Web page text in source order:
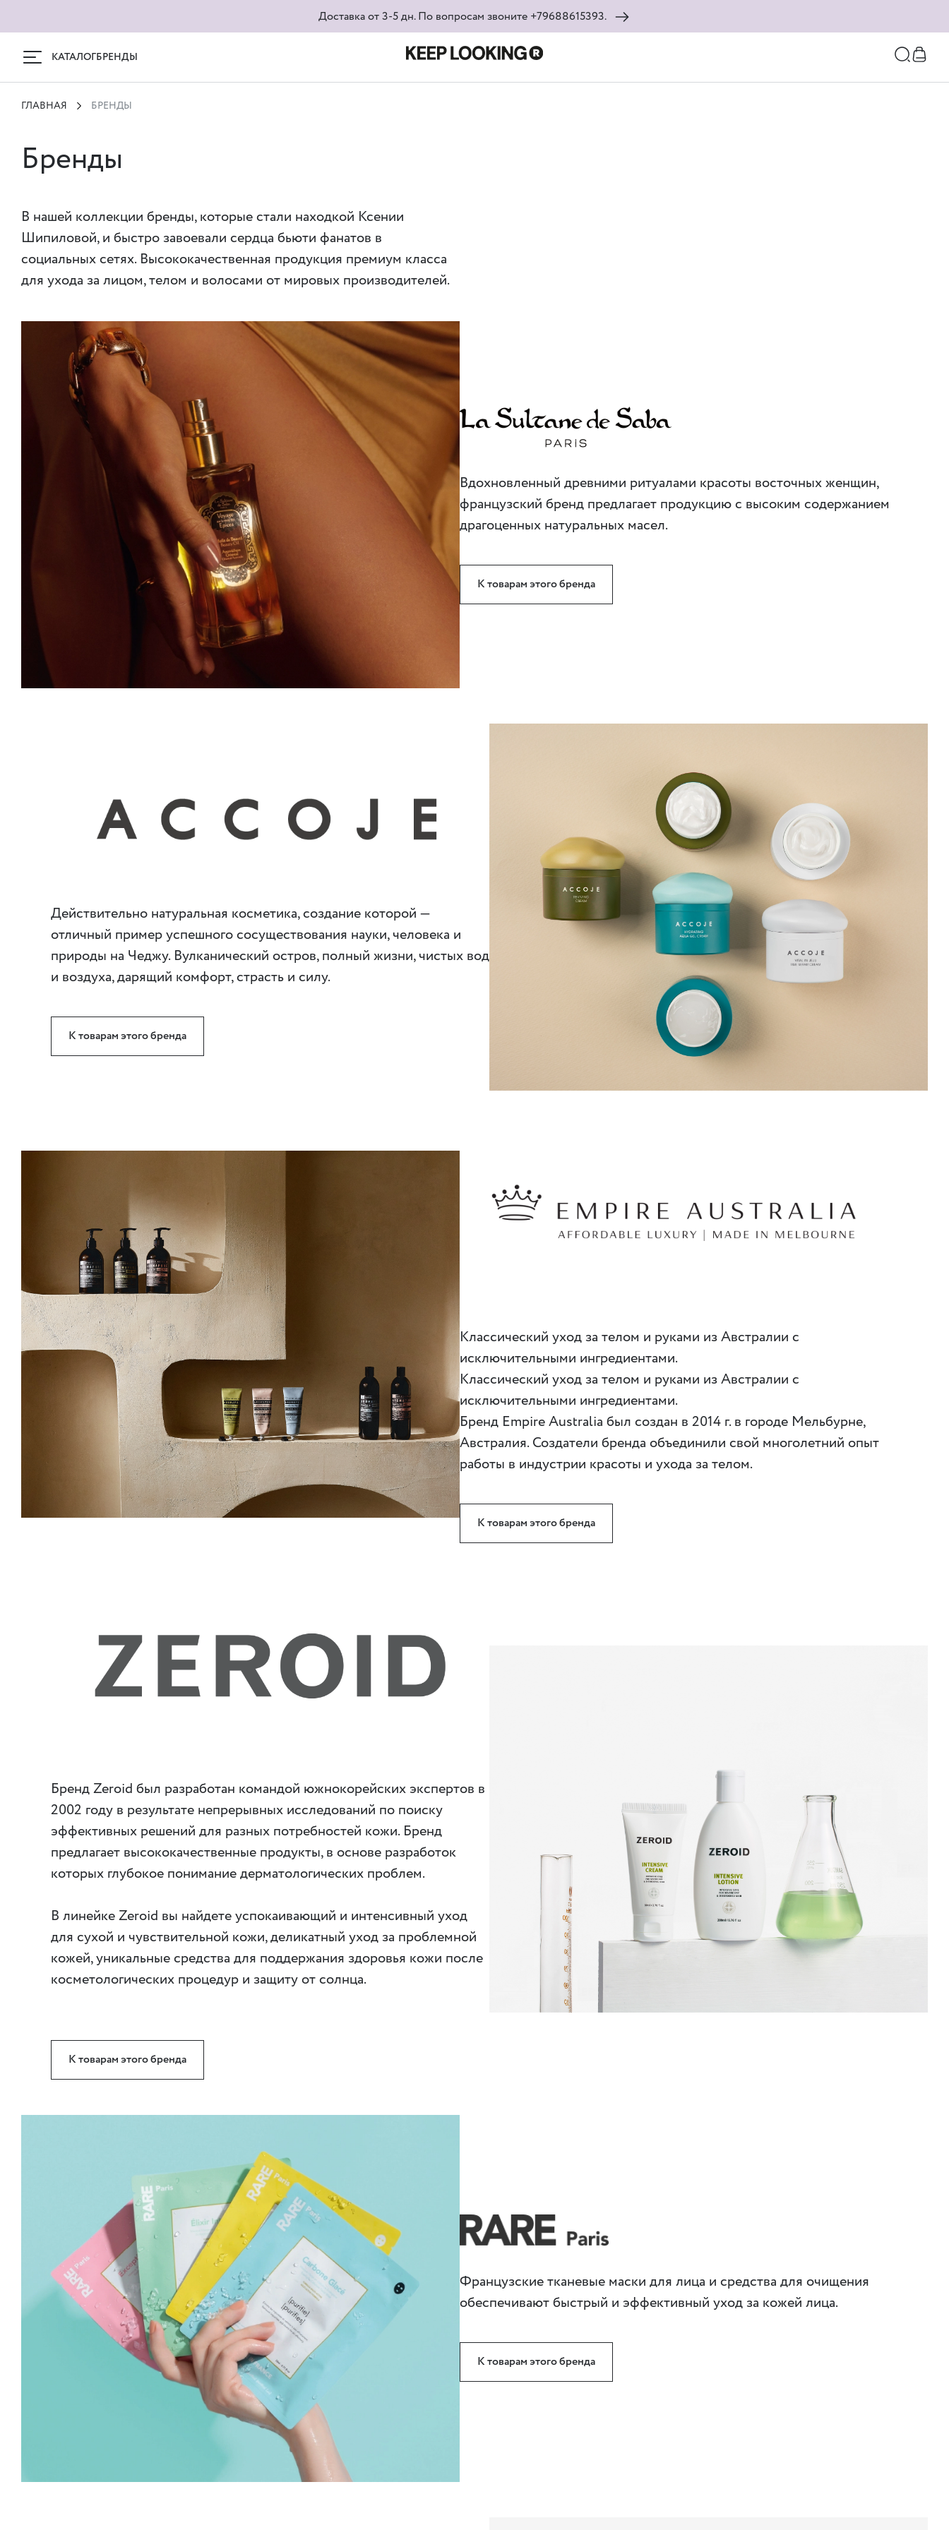
Доставка от 3-5 дн. По вопросам звоните +79688615393.
КАТАЛОГБРЕНДЫ
ГЛАВНАЯ БРЕНДЫ
Бренды
В нашей коллекции бренды, которые стали находкой Ксении
Шипиловой, и быстро завоевали сердца бьюти фанатов в
социальных сетях. Высококачественная продукция премиум класса
для ухода за лицом, телом и волосами от мировых производителей.
Вдохновленный древними ритуалами красоты восточных женщин,
французский бренд предлагает продукцию с высоким содержанием
драгоценных натуральных масел.
К товарам этого бренда
Действительно натуральная косметика, создание которой —
отличный пример успешного сосуществования науки, человека и
природы на Чеджу. Вулканический остров, полный жизни, чистых вод
и воздуха, дарящий комфорт, страсть и силу.
К товарам этого бренда
Классический уход за телом и руками из Австралии с
исключительными ингредиентами.
Классический уход за телом и руками из Австралии с
исключительными ингредиентами.
Бренд Empire Australia был создан в 2014 г. в городе Мельбурне,
Австралия. Создатели бренда объединили свой многолетний опыт
работы в индустрии красоты и ухода за телом.
К товарам этого бренда
Бренд Zeroid был разработан командой южнокорейских экспертов в
2002 году в результате непрерывных исследований по поиску
эффективных решений для разных потребностей кожи. Бренд
предлагает высококачественные продукты, в основе разработок
которых глубокое понимание дерматологических проблем.
В линейке Zeroid вы найдете успокаивающий и интенсивный уход
для сухой и чувствительной кожи, деликатный уход за проблемной
кожей, уникальные средства для поддержания здоровья кожи после
косметологических процедур и защиту от солнца.
К товарам этого бренда
Французские тканевые маски для лица и средства для очищения
обеспечивают быстрый и эффективный уход за кожей лица.
К товарам этого бренда